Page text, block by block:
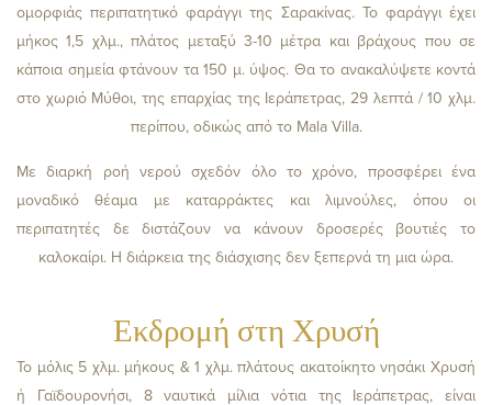
ομορφιάς περιπατητικό φαράγγι της Σαρακίνας. Το φαράγγι έχει
μήκος 1,5 χλμ., πλάτος μεταξύ 3-10 μέτρα και βράχους που σε
κάποια σημεία φτάνουν τα 150 μ. ύψος. Θα το ανακαλύψετε κοντά
στο χωριό Μύθοι, της επαρχίας της Ιεράπετρας, 29 λεπτά / 10 χλμ.
περίπου, οδικώς από το Mala Villa.
Με διαρκή ροή νερού σχεδόν όλο το χρόνο, προσφέρει ένα
μοναδικό θέαμα με καταρράκτες και λιμνούλες, όπου οι
περιπατητές δε διστάζουν να κάνουν δροσερές βουτιές το
καλοκαίρι. Η διάρκεια της διάσχισης δεν ξεπερνά τη μια ώρα.
Εκδρομή στη Χρυσή
Το μόλις 5 χλμ. μήκους & 1 χλμ. πλάτους ακατοίκητο νησάκι Χρυσή
ή Γαϊδουρονήσι, 8 ναυτικά μίλια νότια της Ιεράπετρας, είναι